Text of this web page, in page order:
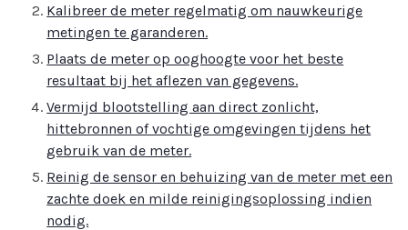
Kalibreer de meter regelmatig om nauwkeurige
metingen te garanderen.
Plaats de meter op ooghoogte voor het beste
resultaat bij het aflezen van gegevens.
Vermijd blootstelling aan direct zonlicht,
hittebronnen of vochtige omgevingen tijdens het
gebruik van de meter.
Reinig de sensor en behuizing van de meter met een
zachte doek en milde reinigingsoplossing indien
nodig.